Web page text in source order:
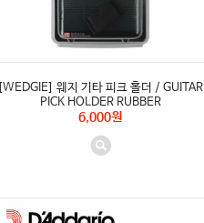
[WEDGIE] 웨지 기타 피크 홀더 / GUITAR
PICK HOLDER RUBBER
6,000원